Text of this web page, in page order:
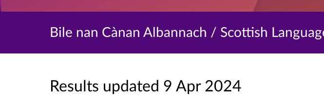
Bile nan Cànan Albannach / Scottish
Results updated 9 Apr 2024